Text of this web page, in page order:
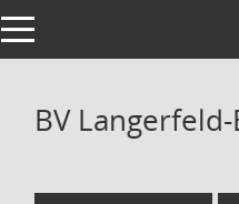
Toggle navigation
BV